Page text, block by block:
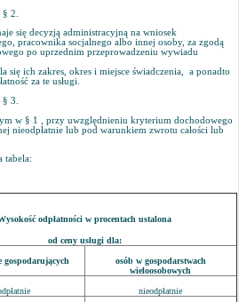
§ 2.
się decyzją administracyjną na wniosek
pracownika socjalnego albo innej osoby, za zgodą
po uprzednim przeprowadzeniu wywiadu
ich zakres, okres i miejsce świadczenia, a ponadto
za te usługi.
§ 3.
w § 1 , przy uwzględnieniu kryterium dochodowego
nieodpłatnie lub pod warunkiem zwrotu całości lub
tabela:
odpłatności w procentach ustalona
od ceny usługi dla:
gospodarujących
osób w gospodarstwach
wieloosobowych
nieodpłatnie